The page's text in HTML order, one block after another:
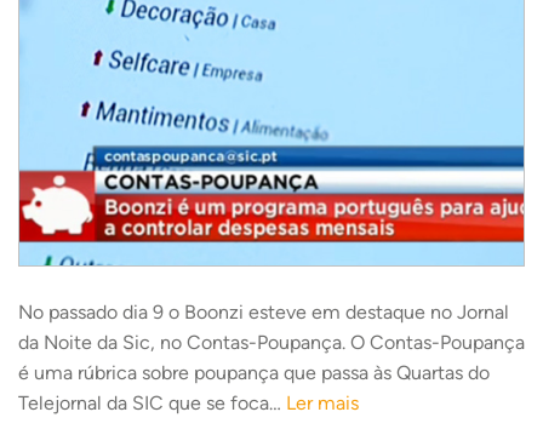
No passado dia 9 o Boonzi esteve em destaque no Jornal
da Noite da Sic, no Contas-Poupança. O Contas-Poupança
é uma rúbrica sobre poupança que passa às Quartas do
Telejornal da SIC que se foca… Ler mais